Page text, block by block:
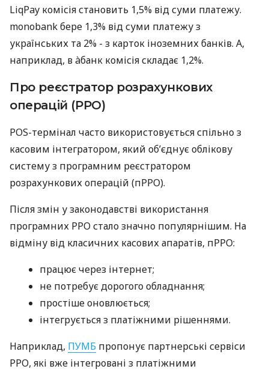
LiqPay комісія становить 1,5% від суми платежу.
monobank бере 1,3% від суми платежу з
українських та 2% - з карток іноземних банків. А,
наприклад, в àбанк комісія складає 1,2%.
Про реєстратор розрахункових
операцій (РРО)
POS-термінал часто використовується спільно з
касовим інтегратором, який об’єднує облікову
систему з програмним реєстратором
розрахункових операцій (пРРО).
Після змін у законодавстві використання
програмних РРО стало значно популярнішим. На
відміну від класичних касових апаратів, пРРО:
працює через інтернет;
не потребує дорогого обладнання;
простіше оновлюється;
інтегрується з платіжними рішеннями.
Наприклад, ПУМБ пропонує партнерські сервіси
РРО, які вже інтегровані з платіжними